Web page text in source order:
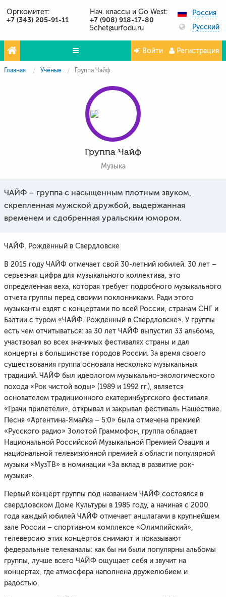
Оргкомитет: Нач. классы и Go West:
+7 (343) 205-91-11 +7 (908) 918-17-80
5chet@urfodu.ru
Россия
Русский
Олимпиады
Вопросы и ответы
Войти Регистрация
Главная Учёные Группа Чайф
Группа Чайф
Музыка
ЧАЙФ – группа с насыщенным плотным звуком,
скрепленная мужской дружбой, выдержанная
временем и сдобренная уральским юмором.
ЧАЙФ. Рождённый в Свердловске
В 2015 году ЧАЙФ отмечает свой 30-летний юбилей. 30 лет –
серьезная цифра для музыкального коллектива, это
определенная веха, которая требует подробного музыкального
отчета группы перед своими поклонниками. Ради этого
музыканты ездят с концертами по всей России, странам СНГ и
Балтии с туром «ЧАЙФ. Рождённый в Свердловске». У группы
есть чем отчитываться: за 30 лет ЧАЙФ выпустил 33 альбома,
участвовал во всех значимых фестивалях страны и дал
концерты в большинстве городов России. За время своего
существования группа основала несколько музыкальных
традиций. ЧАЙФ был идеологом музыкально-экологического
похода «Рок чистой воды» (1989 и 1992 гг.), является
основателем традиционного екатеринбургского фестиваля
«Грачи прилетели», открывал и закрывал фестиваль Нашествие.
Песня «Аргентина-Ямайка – 5:0» была отмечена премией
«Русского радио» Золотой Граммофон, группа обладает
Национальной Российской Музыкальной Премией Овация и
национальной телевизионной премией в области популярной
музыки «МузТВ» в номинации «За вклад в развитие рок-
музыки».
Первый концерт группы под названием ЧАЙФ состоялся в
свердловском Доме Культуры в 1985 году, а начиная с 2000
года каждый юбилей ЧАЙФ отмечает аншлагами в крупнейшем
зале России – спортивном комплексе «Олимпийский»,
телеверсию этих концертов снимают и показывают
федеральные телеканалы: как бы ни были популярны альбомы
группы, лучше всего ЧАЙФ ощущает себя и звучит на
концертах, где атмосфера наполнена дружелюбием и
радостью.